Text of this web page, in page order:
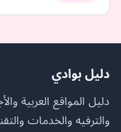
دليل بوادي
دليل المواقع العربية
والترفيه والخدمات